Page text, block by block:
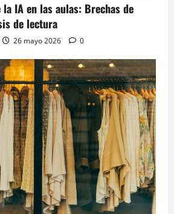
IA en las aulas: Brechas de
de lectura
26 mayo 2026 0